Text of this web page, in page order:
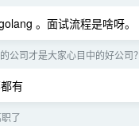
。面试流程是啥呀。
公司才是大家心目中的好公司？
有
了